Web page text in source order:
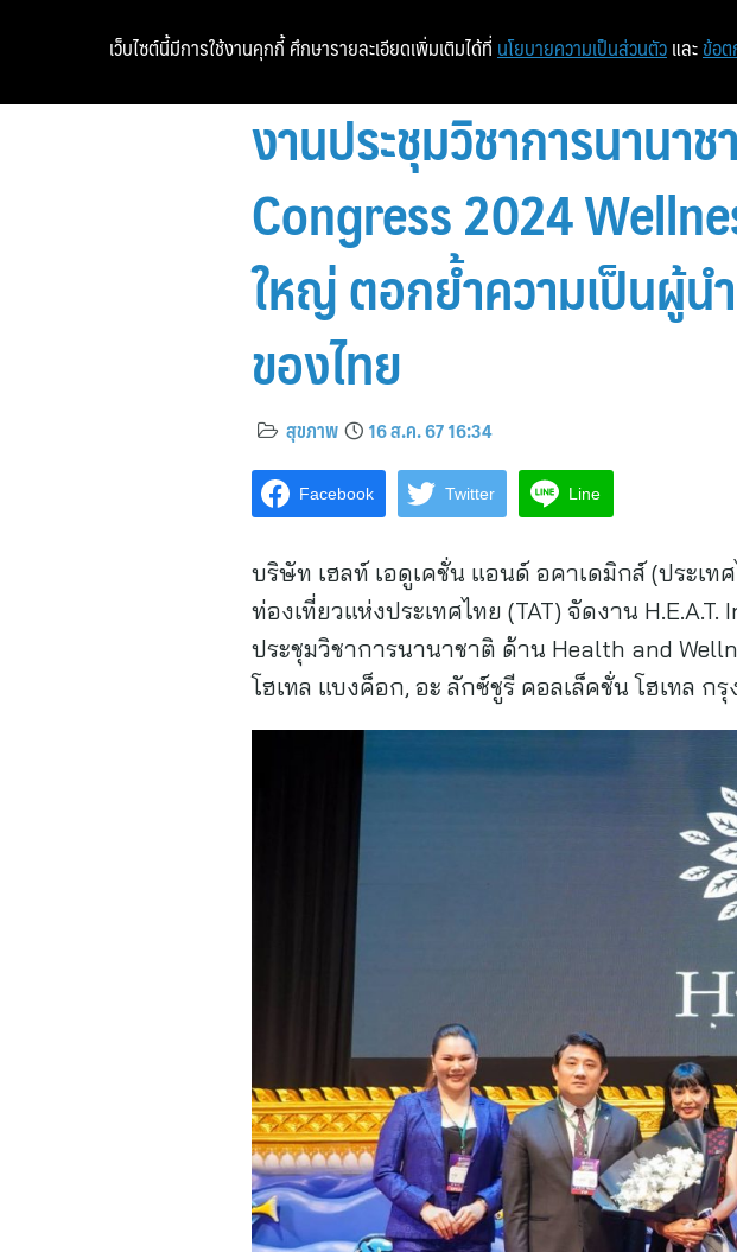
หน้าแรก
งานประชุมวิชาการนาน
Congress 2024
ใหญ่ ตอกย้ำความเป็นผู้น
ของไทย
สุขภาพ 16 ส.ค. 67 16:34
Facebook Twitter Line
บริษัท เฮลท์ เอดูเคชั่น แอนด์ อคาเดมิกส์ (ประเ
ท่องเที่ยวแห่งประเทศไทย (TAT) จัดงาน
ประชุมวิชาการนานาชาติ ด้าน Health and
โฮเทล แบงค็อก, อะ ลักซ์ชูรี คอลเล็คชั่น โฮเทล ก
เว็บไซต์นี้มีการใช้งานคุกกี้ ศึกษารายละเอียดเพิ่มเติมได้ที่ นโยบายความเป็นส่วนตัว และ ข้อต